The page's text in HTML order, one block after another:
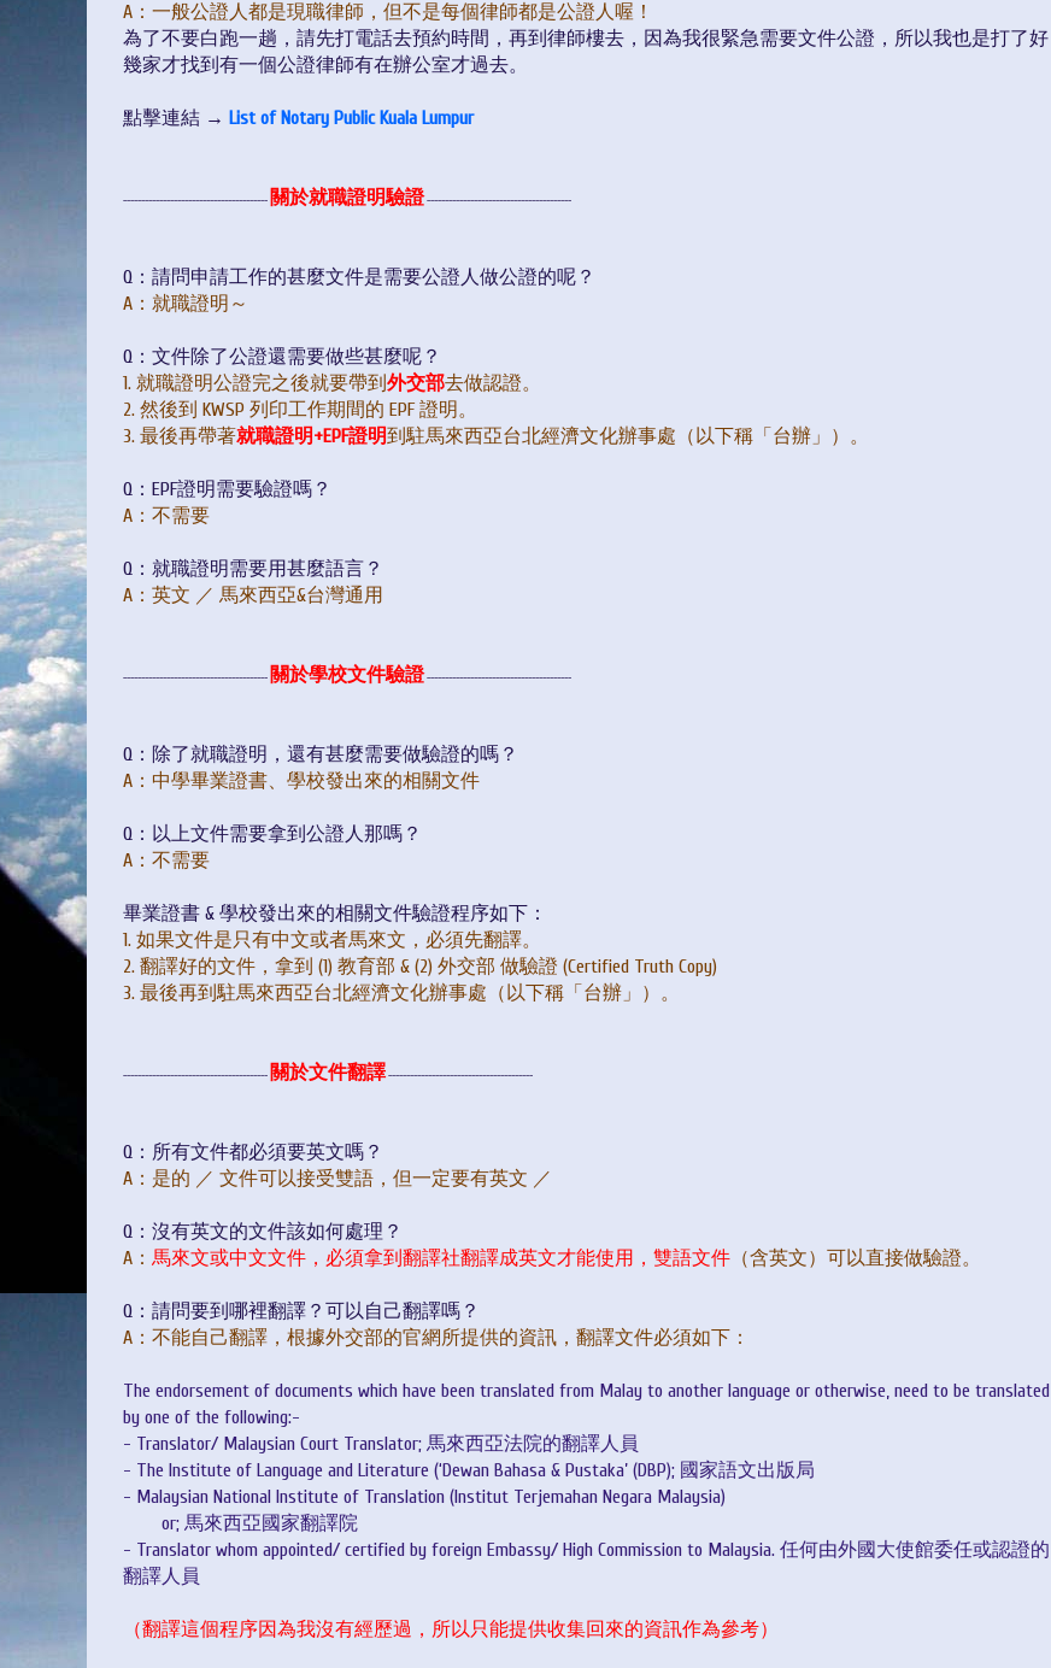
A ： 一般公證人都是現職律師，但不是每個律師都是公證人喔！
為了不要白跑一趟，請先打電話去預約時間，再到律師樓去，因為我很緊急需要文件公證，所以我也是打了好
幾家才找到有一個公證律師有在辦公室才過去。
點擊連結 → List of Notary Public Kuala Lumpur
---------------------------------------- 關於就職證明驗證----------------------------------------
Q：請問申請工作的甚麼文件是需要公證人做公證的呢？
A ：就職證明～
Q：文件除了公證還需要做些甚麼呢？
1. 就職證明公證完之後就要帶到 外交部去做認證。
2. 然後到 KWSP 列印工作期間的 EPF 證明。
3. 最後再帶著就職證明+EPF證明到駐馬來西亞台北經濟文化辦事處（以下稱「台辦」）。
Q：EPF證明需要驗證嗎？
A ：不需要
Q：就職證明需要用甚麼語言？
A ：英文 ／ 馬來西亞&台灣通用
---------------------------------------- 關於學校文件驗證----------------------------------------
Q：除了就職證明，還有甚麼需要做驗證的嗎？
A ： 中學畢業證書、學校發出來的相關文件
Q：以上文件需要拿到公證人那嗎？
A ：不需要
畢業證書 & 學校發出來的相關文件驗證程序如下：
1. 如果文件是只有中文或者馬來文，必須先翻譯。
2. 翻譯好的文件，拿到 (1) 教育部 & (2) 外交部 做驗證 (Certified Truth Copy)
3. 最後再到駐馬來西亞台北經濟文化辦事處（以下稱「台辦」）。
---------------------------------------- 關於文件翻譯 ----------------------------------------
Q：所有文件都必須要英文嗎？
A：是的 ／ 文件可以接受雙語，但一定要有英文 ／
Q：沒有英文的文件該如何處理？
A： 馬來文或中文文件，必須拿到翻譯社翻譯成英文才能使用，雙語文件 （含英文） 可以直接做驗證。
Q：請問要到哪裡翻譯？可以自己翻譯嗎？
A：不能自己翻譯，根據外交部的官網所提供的資訊，翻譯文件必須如下：
The endorsement of documents which have been translated from Malay to another language or otherwise, need to be translated
by one of the following:-
- Translator/ Malaysian Court Translator; 馬來西亞法院的翻譯人員
- The Institute of Language and Literature (‘Dewan Bahasa & Pustaka’ (DBP); 國家語文出版局
- Malaysian National Institute of Translation (Institut Terjemahan Negara Malaysia)
or; 馬來西亞國家翻譯院
- Translator whom appointed/ certified by foreign Embassy/ High Commission to Malaysia. 任何由外國大使館委任或認證的
翻譯人員
（翻譯這個程序因為我沒有經歷過，所以只能提供收集回來的資訊作為參考）